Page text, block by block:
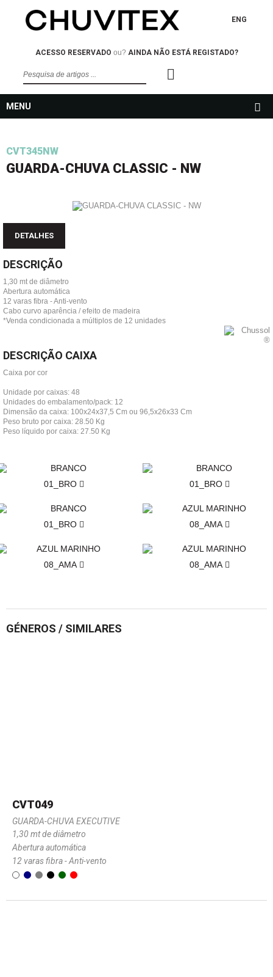
ENG
ACESSO RESERVADO ou? AINDA NÃO ESTÁ REGISTADO?
MENU
CVT345NW
GUARDA-CHUVA CLASSIC - NW
DETALHES
DESCRIÇÃO
1,30 mt de diâmetro
Abertura automática
12 varas fibra - Anti-vento
Cabo curvo aparência / efeito de madeira
*Venda condicionada a múltiplos de 12 unidades
DESCRIÇÃO CAIXA
Caixa por cor
Unidade por caixas: 48
Unidades do embalamento/pack: 12
Dimensão da caixa: 100x24x37,5 Cm ou 96,5x26x33 Cm
Peso bruto por caixa: 28.50 Kg
Peso líquido por caixa: 27.50 Kg
01_BRO 01_BRO
01_BRO 08_AMA
08_AMA 08_AMA
GÉNEROS / SIMILARES
CVT049
GUARDA-CHUVA EXECUTIVE
1,30 mt de diâmetro
Abertura automática
12 varas fibra - Anti-vento